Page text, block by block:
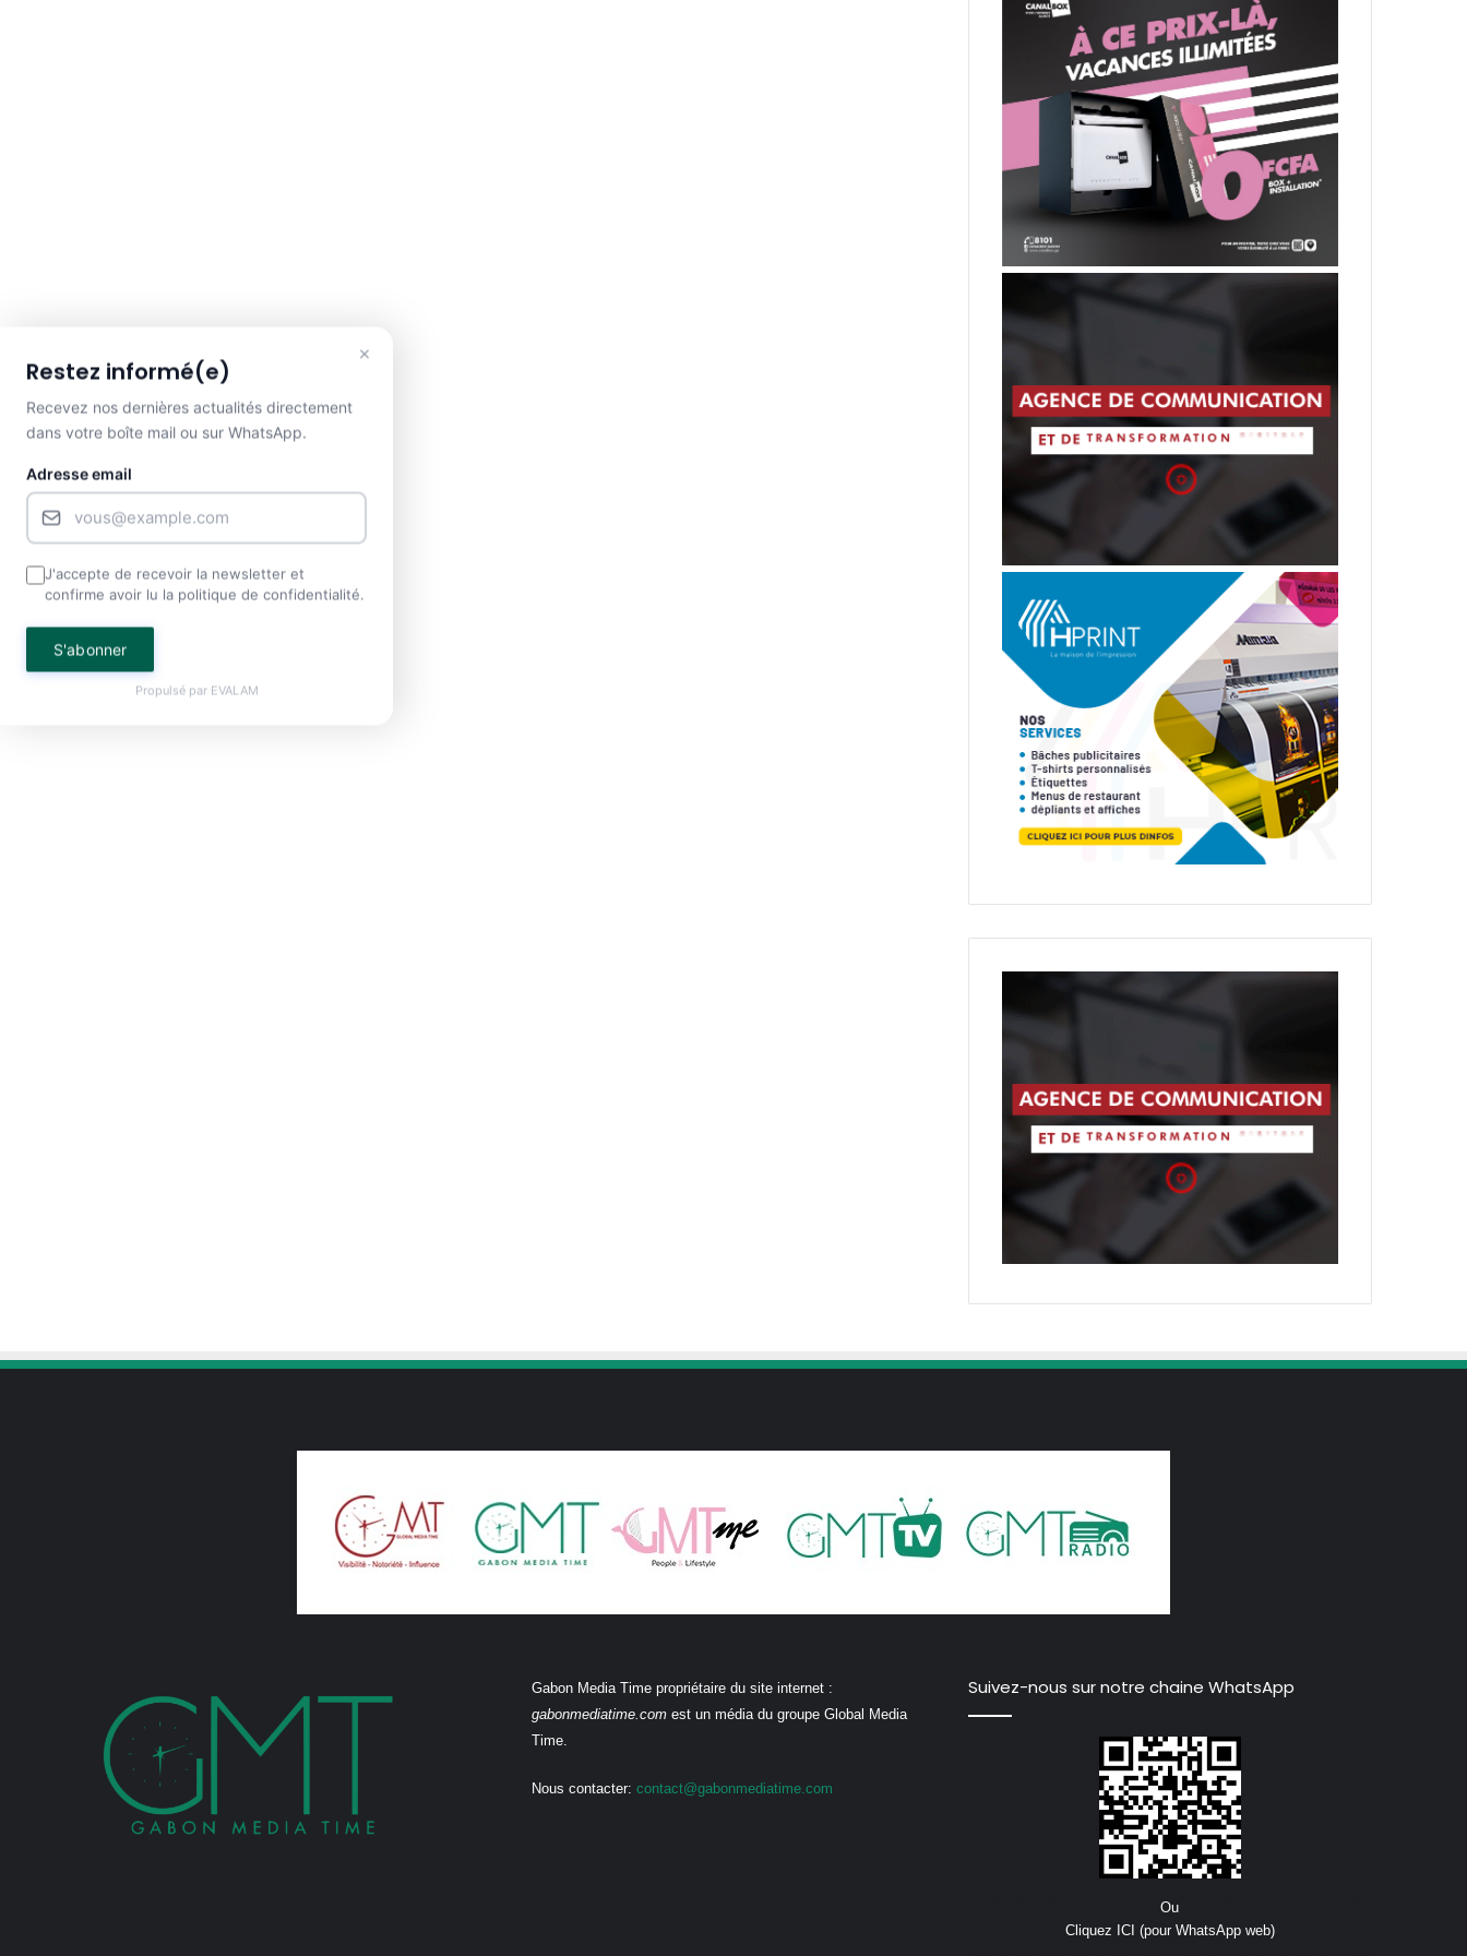
Gabon Media Time propriétaire du site internet :
gabonmediatime.comest un média du groupe Global Media
Time.
Nous contacter: contact@gabonmediatime.com
Suivez-nous sur notre chaine WhatsApp
Ou
Cliquez ICI (pour WhatsApp web)
×
Restez informé(e)
Recevez nos dernières actualités directement
dans votre boîte mail ou sur WhatsApp.
Adresse email
J'accepte de recevoir la newsletter et
confirme avoir lu la politique de confidentialité.
S'abonner
Propulsé par EVALAM